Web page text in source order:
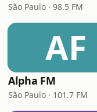
São Paulo · 98.5 FM
AF
Alpha FM
São Paulo · 101.7 FM